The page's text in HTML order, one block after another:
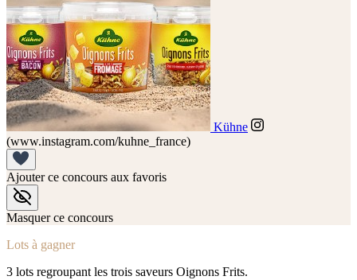
Kühne
(www.instagram.com/kuhne_france)
Ajouter ce concours aux favoris
Masquer ce concours
Lots à gagner
3 lots regroupant les trois saveurs Oignons Frits.